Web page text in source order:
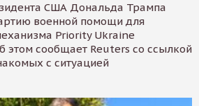
США Дональда Трампа
военной помощи для
Priority Ukraine
этом сообщает Reuters со ссылкой
с ситуацией